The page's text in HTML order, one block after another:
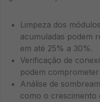
Limpeza dos
acumuladas podem
em até 25% a 30%.
Verificação de
podem
Análise de
como o